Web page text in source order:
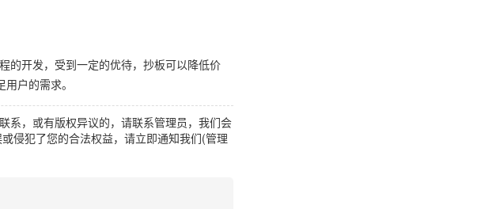
的开发，受到一定的优待，抄板可以降低价
户的需求。
系，或有版权异议的，请联系管理员，我们会
侵犯了您的合法权益，请立即通知我们(管理